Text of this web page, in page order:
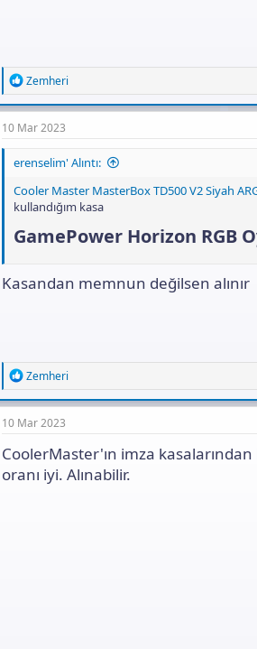
R
e
a
c
t
o
s
:
Zemheri
10 Mar 2023
erenselim' Alıntı:
Cooler Master MasterBox TD500 V2 Siyah
kullandığım kasa
GamePower Horizon RGB
Kasandan memnun değilsen alınır
R
e
a
c
t
o
n
Zemheri
10 Mar 2023
CoolerMaster'ın imza
oranı iyi. Alınabilir.